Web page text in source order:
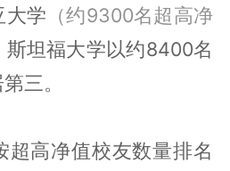
大学 （约9300名超高净
斯坦福大学以约8400名
三。
超高净值校友数量排名